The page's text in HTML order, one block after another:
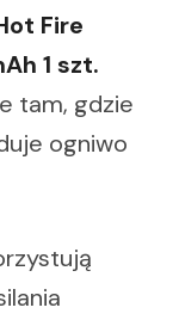
Fire
1 szt.
tam, gdzie
ogniwo